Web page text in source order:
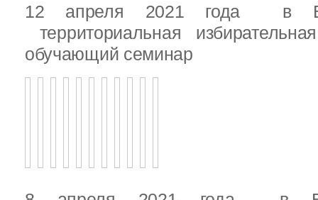
12 апреля 2021 года в
территориальная
обучающий семинар